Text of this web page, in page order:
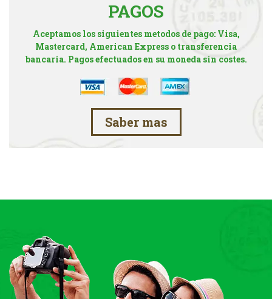
PAGOS
Aceptamos los siguientes metodos de pago: Visa,
Mastercard, American Express o transferencia
bancaria. Pagos efectuados en su moneda sin costes.
Saber mas